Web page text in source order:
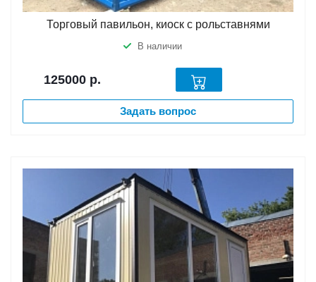
Торговый павильон, киоск с рольставнями
В наличии
125000 р.
Задать вопрос